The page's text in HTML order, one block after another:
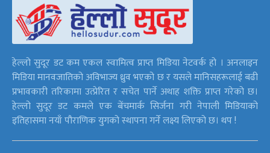
हेल्लो सुदूर डट कम एकल स्वामित्व प्राप्त मिडिया नेटवर्क हो । अनलाइन
मिडिया मानवजातिको अविभाज्य ध्रुव भएको छ र यसले मानिसहरूलाई बढी
प्रभावकारी तरिकामा उत्प्रेरित र सचेत पार्ने अथाह शक्ति प्राप्त गरेको छ।
हेल्लो सुदूर डट कमले एक बेंचमार्क सिर्जना गरी नेपाली मिडियाको
इतिहासमा नयाँ पौराणिक युगको स्थापना गर्ने लक्ष्य लिएको छ। थप !